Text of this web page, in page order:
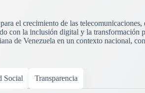
el crecimiento de las telecomunicaciones,
con la inclusión digital y la transformación
de Venezuela en un contexto nacional,
Social Transparencia